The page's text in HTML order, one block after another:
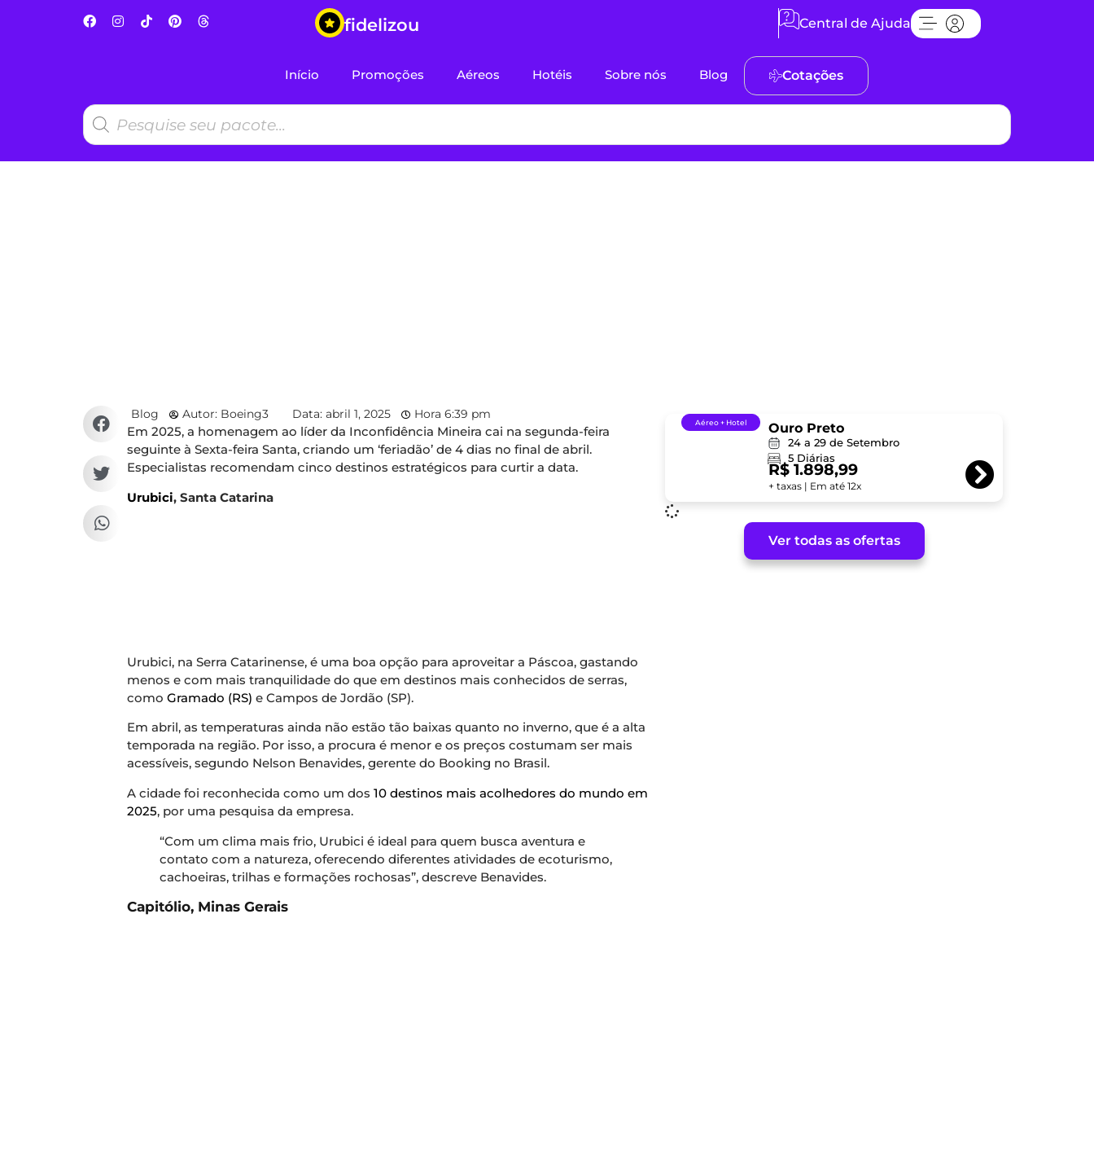
fidelizou Central de Ajuda
Início Promoções Aéreos Hotéis Sobre nós Blog Cotações
Blog Autor: Boeing3 Data: abril 1, 2025 Hora 6:39 pm
Em 2025, a homenagem ao líder da Inconfidência Mineira cai na segunda-feira
seguinte à Sexta-feira Santa, criando um ‘feriadão’ de 4 dias no final de abril.
Especialistas recomendam cinco destinos estratégicos para curtir a data.
Urubici, Santa Catarina
Urubici, na Serra Catarinense, é uma boa opção para aproveitar a Páscoa, gastando
menos e com mais tranquilidade do que em destinos mais conhecidos de serras,
comoGramado (RS) e Campos de Jordão (SP).
Em abril, as temperaturas ainda não estão tão baixas quanto no inverno, que é a alta
temporada na região. Por isso, a procura é menor e os preços costumam ser mais
acessíveis, segundo Nelson Benavides, gerente do Booking no Brasil.
A cidade foi reconhecida como um dos10 destinos mais acolhedores do mundo em
2025, por uma pesquisa da empresa.
“Com um clima mais frio, Urubici é ideal para quem busca aventura e
contato com a natureza, oferecendo diferentes atividades de ecoturismo,
cachoeiras, trilhas e formações rochosas”, descreve Benavides.
Capitólio, Minas Gerais
Aéreo + Hotel Ouro Preto
24 a 29 de Setembro
5 Diárias
R$ 1.898,99
+ taxas | Em até 12x
Ver todas as ofertas